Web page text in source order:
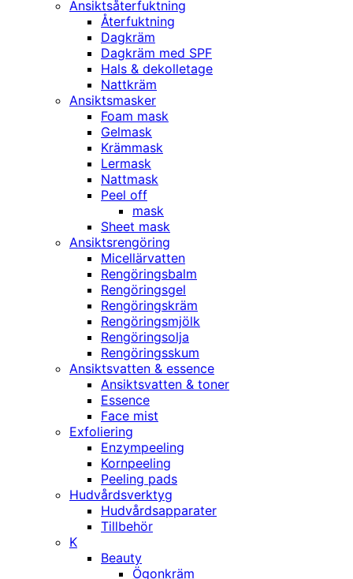
Ansiktsåterfuktning
Återfuktning
Dagkräm
Dagkräm med SPF
Hals & dekolletage
Nattkräm
Ansiktsmasker
Foam mask
Gelmask
Krämmask
Lermask
Nattmask
Peel off
mask
Sheet mask
Ansiktsrengöring
Micellärvatten
Rengöringsbalm
Rengöringsgel
Rengöringskräm
Rengöringsmjölk
Rengöringsolja
Rengöringsskum
Ansiktsvatten & essence
Ansiktsvatten & toner
Essence
Face mist
Exfoliering
Enzympeeling
Kornpeeling
Peeling pads
Hudvårdsverktyg
Hudvårdsapparater
Tillbehör
K
Beauty
Ögonkräm